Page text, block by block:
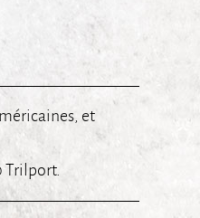
et
Trilport.